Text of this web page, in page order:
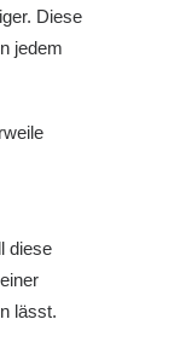
Diese
jedem
diese
lässt.